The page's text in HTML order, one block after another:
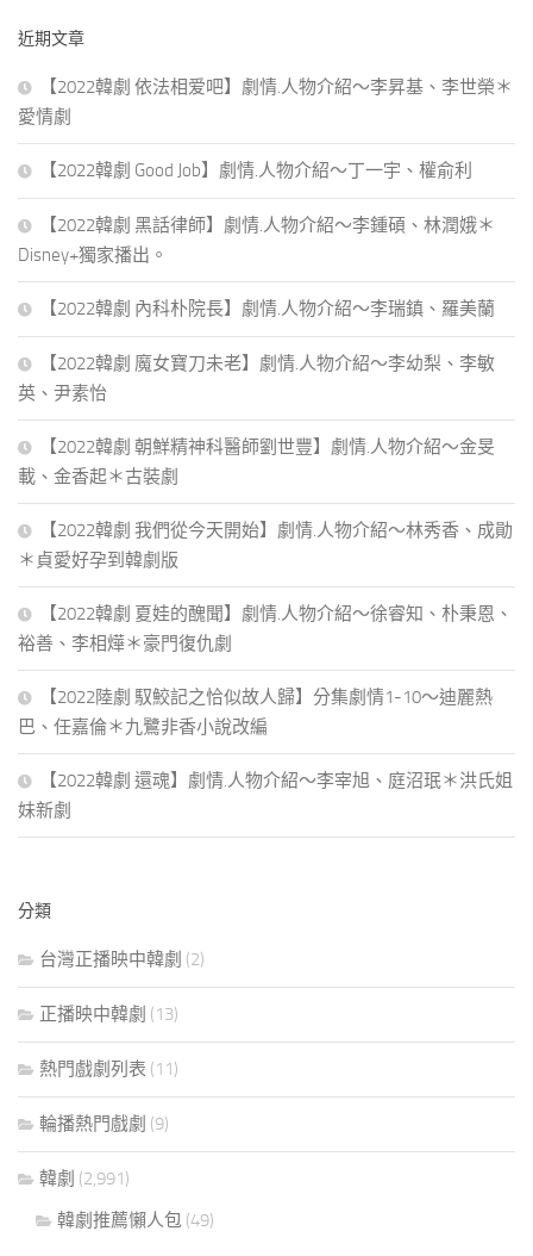
字:
近期文章
【2022韓劇 依法相爱吧】劇情.人物介紹～李昇基、李世榮＊
愛情劇
【2022韓劇 Good Job】劇情.人物介紹～丁一宇、權俞利
【2022韓劇 黑話律師】劇情.人物介紹～李鍾碩、林潤娥＊
Disney+獨家播出。
【2022韓劇 內科朴院長】劇情.人物介紹～李瑞鎮、羅美蘭
【2022韓劇 魔女寶刀未老】劇情.人物介紹～李幼梨、李敏
英、尹素怡
【2022韓劇 朝鮮精神科醫師劉世豐】劇情.人物介紹～金旻
載、金香起＊古裝劇
【2022韓劇 我們從今天開始】劇情.人物介紹～林秀香、成勛
＊貞愛好孕到韓劇版
【2022韓劇 夏娃的醜聞】劇情.人物介紹～徐睿知、朴秉恩、
裕善、李相燁＊豪門復仇劇
【2022陸劇 馭鮫記之恰似故人歸】分集劇情1-10～迪麗熱
巴、任嘉倫＊九鷺非香小說改編
【2022韓劇 還魂】劇情.人物介紹～李宰旭、庭沼珉＊洪氏姐
妹新劇
分類
台灣正播映中韓劇 (2)
正播映中韓劇 (13)
熱門戲劇列表 (11)
輪播熱門戲劇 (9)
韓劇 (2,991)
韓劇推薦懶人包 (49)